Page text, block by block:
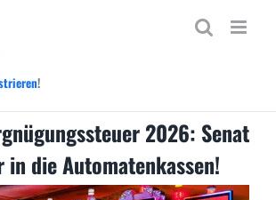
!
2026: Senat
die Automatenkassen!